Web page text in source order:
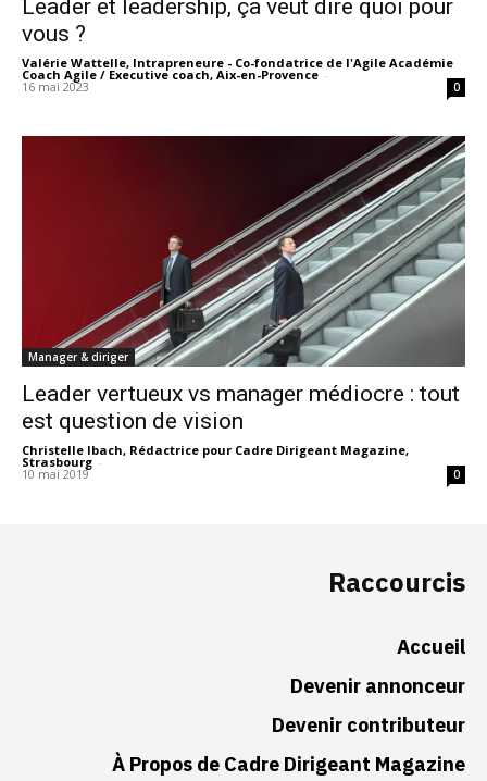
Leader et leadership, ça veut dire quoi pour
vous ?
Valérie Wattelle, Intrapreneure - Co-fondatrice de l'Agile Académie
Coach Agile / Executive coach, Aix-en-Provence -
16 mai 2023 0
Manager & diriger
Leader vertueux vs manager médiocre : tout
est question de vision
Christelle Ibach, Rédactrice pour Cadre Dirigeant Magazine,
Strasbourg -
10 mai 2019 0
Raccourcis
Accueil
Devenir annonceur
Devenir contributeur
À Propos de Cadre Dirigeant Magazine